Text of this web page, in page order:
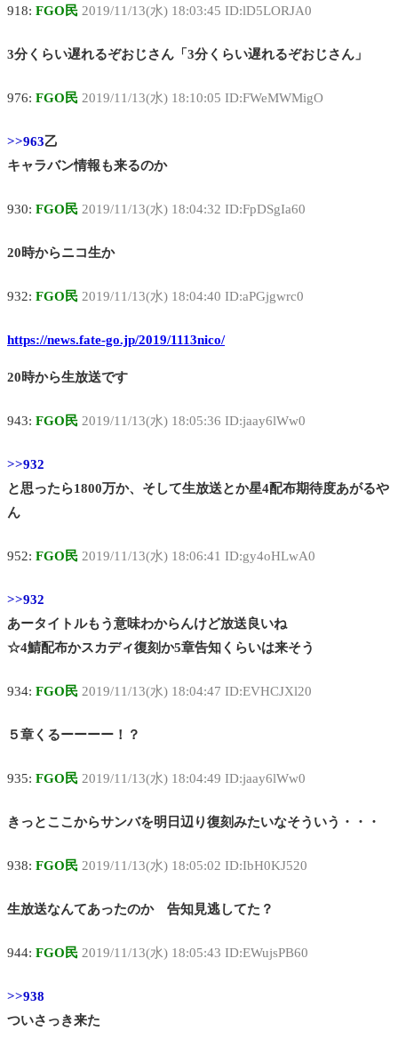
918: FGO民 2019/11/13(水) 18:03:45 ID:lD5LORJA0
3分くらい遅れるぞおじさん「3分くらい遅れるぞおじさん」
976: FGO民 2019/11/13(水) 18:10:05 ID:FWeMWMigO
>>963乙
キャラバン情報も来るのか
930: FGO民 2019/11/13(水) 18:04:32 ID:FpDSgIa60
20時からニコ生か
932: FGO民 2019/11/13(水) 18:04:40 ID:aPGjgwrc0
https://news.fate-go.jp/2019/1113nico/
20時から生放送です
943: FGO民 2019/11/13(水) 18:05:36 ID:jaay6lWw0
>>932
と思ったら1800万か、そして生放送とか星4配布期待度あがるや
ん
952: FGO民 2019/11/13(水) 18:06:41 ID:gy4oHLwA0
>>932
あータイトルもう意味わからんけど放送良いね
☆4鯖配布かスカディ復刻か5章告知くらいは来そう
934: FGO民 2019/11/13(水) 18:04:47 ID:EVHCJXl20
５章くるーーーー！？
935: FGO民 2019/11/13(水) 18:04:49 ID:jaay6lWw0
きっとここからサンバを明日辺り復刻みたいなそういう・・・
938: FGO民 2019/11/13(水) 18:05:02 ID:IbH0KJ520
生放送なんてあったのか 告知見逃してた？
944: FGO民 2019/11/13(水) 18:05:43 ID:EWujsPB60
>>938
ついさっき来た